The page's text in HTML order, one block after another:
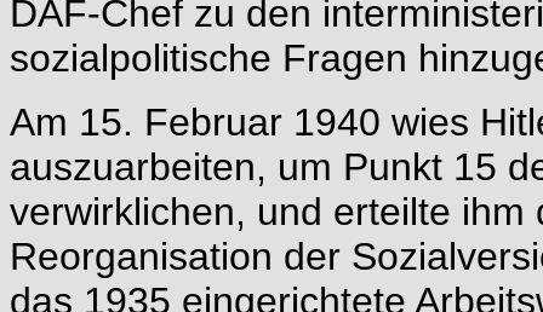
DAF-Chef zu den
sozialpolitische Fragen
Am 15. Februar 1940 wies
auszuarbeiten, um Punkt 15
verwirklichen, und erteilte
Reorganisation der
das 1935 eingerichtete